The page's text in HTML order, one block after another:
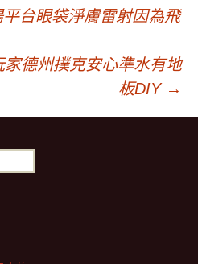
台眼袋淨膚雷射因為飛
德州撲克安心準水有地
板DIY →